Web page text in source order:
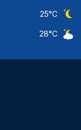
25°C
28°C